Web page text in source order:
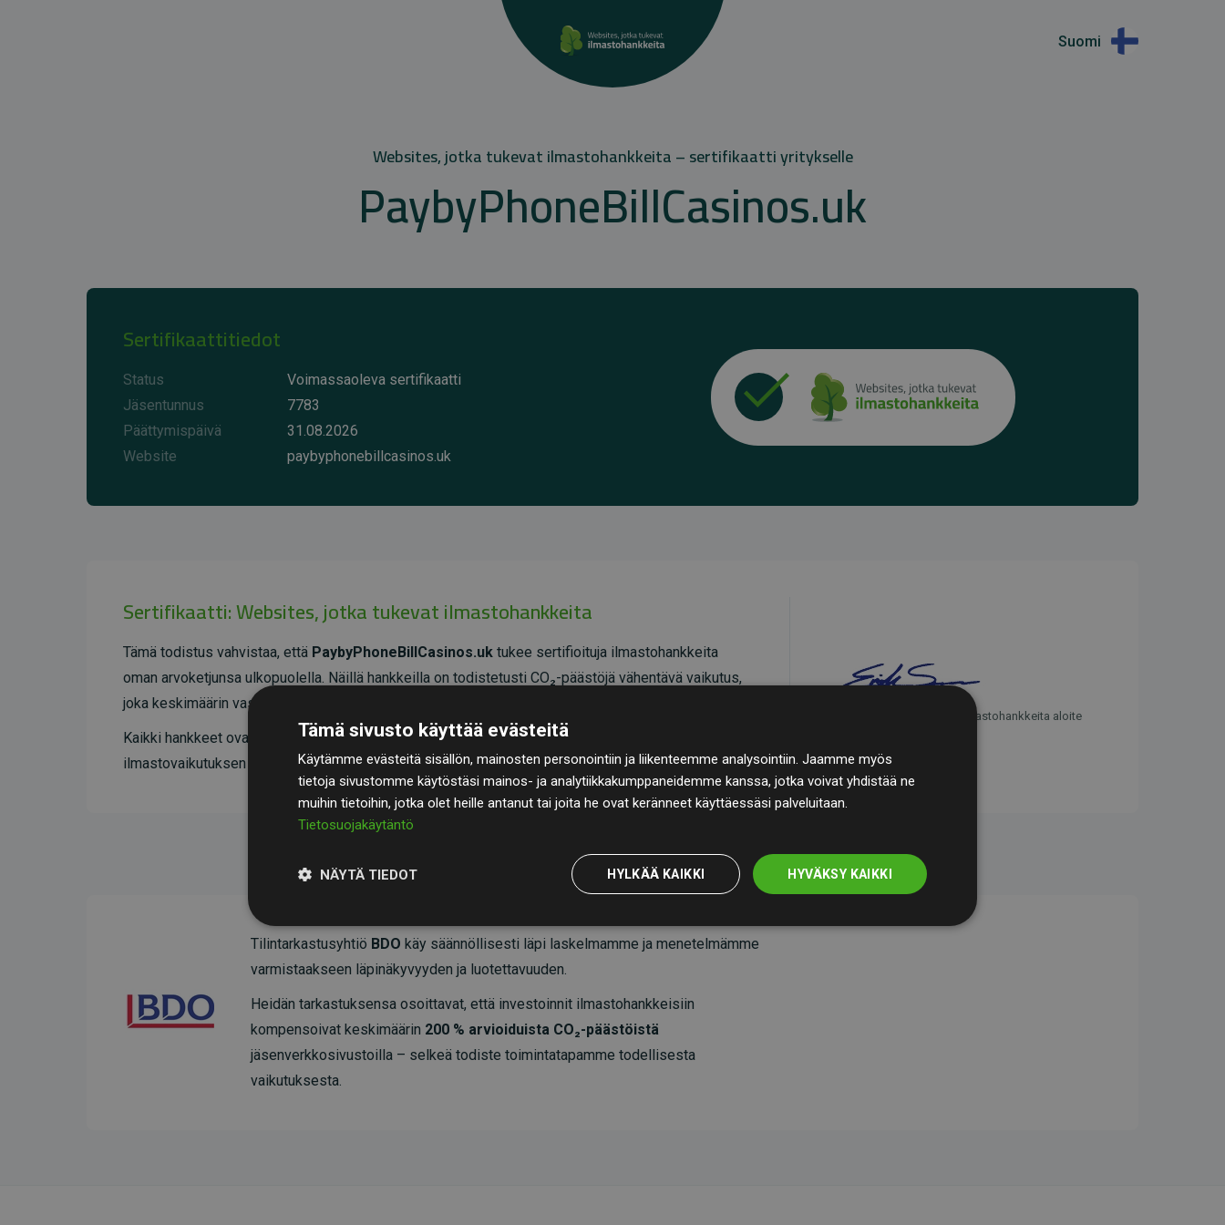
Suomi
Websites, jotka tukevat ilmastohankkeita – sertifikaatti yritykselle
PaybyPhoneBillCasinos.uk
Sertifikaattitiedot
Status
Voimassaoleva sertifikaatti
Jäsentunnus
7783
Päättymispäivä
31.08.2026
Website
paybyphonebillcasinos.uk
Sertifikaatti: Websites, jotka tukevat ilmastohankkeita
Tämä todistus vahvistaa, että PaybyPhoneBillCasinos.uk tukee sertifioituja ilmastohankkeita
oman arvoketjunsa ulkopuolella. Näillä hankkeilla on todistetusti CO₂-päästöjä vähentävä vaikutus,
joka keskimäärin vastaa kaksinkertaista määrää verkkosivuston arvioituihin päästöihin verrattuna.
Kaikki hankkeet ovat
Gold Standardinsertifioimia, mikä takaa korkean laadun, todellisen
ilmastovaikutuksen ja täyden läpinäkyvyyden. Lue lisää yksittäisistä hankkeistatäältä.
Websites, jotka tukevat ilmastohankkeita aloite
Tilintarkastusyhtiö BDO käy säännöllisesti läpi laskelmamme ja menetelmämme
varmistaakseen läpinäkyvyyden ja luotettavuuden.
Heidän tarkastuksensa osoittavat, että investoinnit ilmastohankkeisiin
kompensoivat keskimäärin 200 % arvioiduista CO₂-päästöistä
jäsenverkkosivustoilla – selkeä todiste toimintatapamme todellisesta
vaikutuksesta.
Tämä sivusto käyttää evästeitä
Käytämme evästeitä sisällön, mainosten personointiin ja liikenteemme analysointiin. Jaamme myös
tietoja sivustomme käytöstäsi mainos- ja analytiikkakumppaneidemme kanssa, jotka voivat yhdistää ne
muihin tietoihin, jotka olet heille antanut tai joita he ovat keränneet käyttäessäsi palveluitaan.
Tietosuojakäytäntö
HYVÄKSY KAIKKI
HYLKÄÄ KAIKKI
NÄYTÄ TIEDOT